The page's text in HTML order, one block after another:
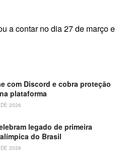
a contar no dia 27 de março e
com Discord e cobra proteção
plataforma
2026
legado de primeira
do Brasil
2026